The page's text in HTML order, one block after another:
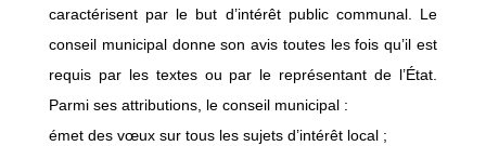
caractérisent par le but d’intérêt public communal. Le
conseil municipal donne son avis toutes les fois qu’il est
requis par les textes ou par le représentant de l’État.
Parmi ses attributions, le conseil municipal :
émet des vœux sur tous les sujets d’intérêt local ;